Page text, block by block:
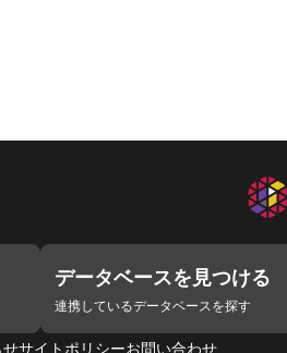
データベースを見つける
連携しているデータベースを探す
せサイトポリシーお問い合わせ